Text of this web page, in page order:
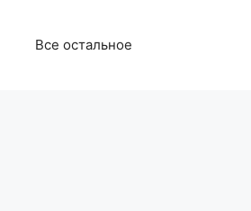
Все остальное